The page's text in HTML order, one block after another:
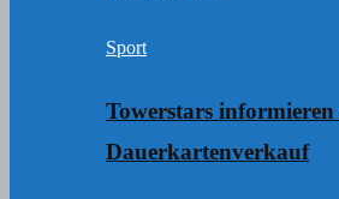
Sport
Towerstars informieren
Dauerkartenverkauf